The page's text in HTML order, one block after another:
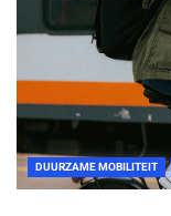
DUURZAME MOBILITEIT